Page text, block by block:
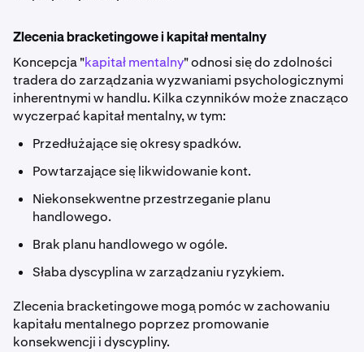
Zlecenia bracketingowe i kapitał mentalny
Koncepcja "kapitał mentalny" odnosi się do zdolności
tradera do zarządzania wyzwaniami psychologicznymi
inherentnymi w handlu. Kilka czynników może znacząco
wyczerpać kapitał mentalny, w tym:
Przedłużające się okresy spadków.
Powtarzające się likwidowanie kont.
Niekonsekwentne przestrzeganie planu
handlowego.
Brak planu handlowego w ogóle.
Słaba dyscyplina w zarządzaniu ryzykiem.
Zlecenia bracketingowe mogąpomóc w zachowaniu
kapitału mentalnego poprzez promowanie
konsekwencji i dyscypliny.